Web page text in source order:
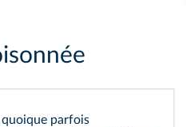
quoique parfois